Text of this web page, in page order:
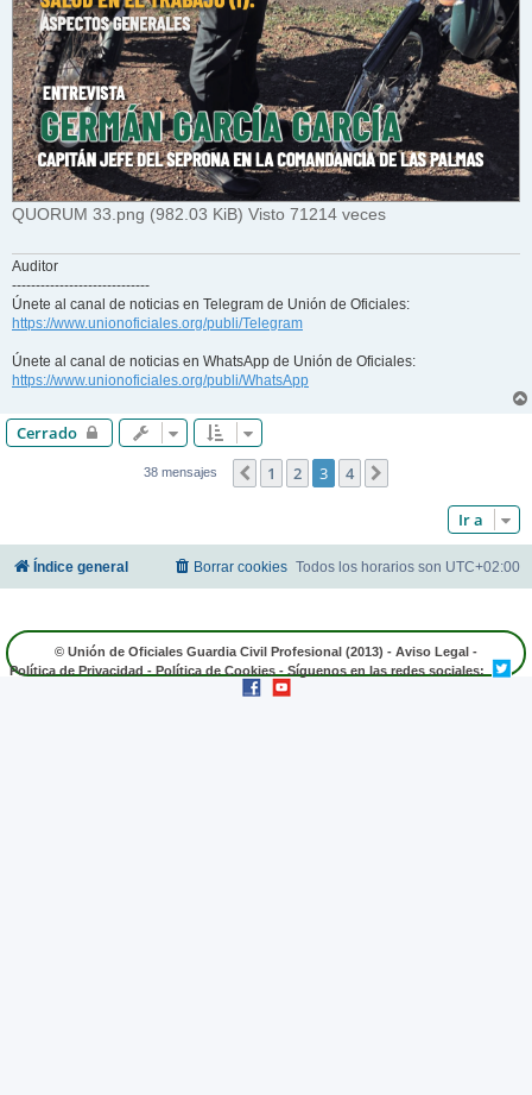
QUORUM 33.png (982.03 KiB) Visto 71214 veces
Auditor
-----------------------------
Únete al canal de noticias en Telegram de Unión de Oficiales:
https://www.unionoficiales.org/publi/Telegram
Únete al canal de noticias en WhatsApp de Unión de Oficiales:
https://www.unionoficiales.org/publi/WhatsApp
Cerrado
38 mensajes Anterior
1 2 3 4
Ir a
Índice general Todos los horarios son UTC+02:00
Borrar cookies
© Unión de Oficiales Guardia Civil Profesional (2013) - Aviso Legal -
Política de Privacidad-Política de Cookies- Síguenos en las redes sociales: